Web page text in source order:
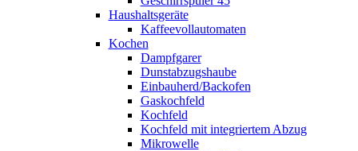
Haushaltsgeräte
Kaffeevollautomaten
Kochen
Dampfgarer
Dunstabzugshaube
Einbauherd/Backofen
Gaskochfeld
Kochfeld
Kochfeld mit integriertem Abzug
Mikrowelle